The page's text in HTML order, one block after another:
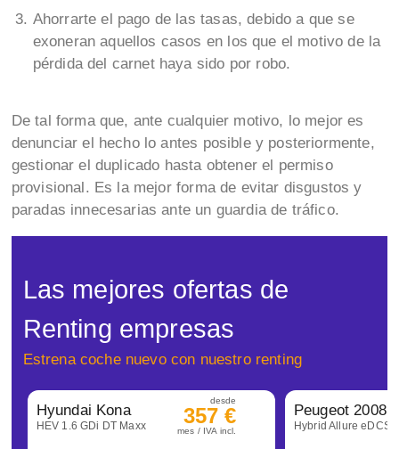
Ahorrarte el pago de las tasas, debido a que se
exoneran aquellos casos en los que el motivo de la
pérdida del carnet haya sido por robo.
De tal forma que, ante cualquier motivo, lo mejor es
denunciar el hecho lo antes posible y posteriormente,
gestionar el duplicado hasta obtener el permiso
provisional. Es la mejor forma de evitar disgustos y
paradas innecesarias ante un guardia de tráfico.
Las mejores ofertas de
Renting empresas
Estrena coche nuevo con nuestro renting
Hyundai Kona
HEV 1.6 GDi DT Maxx
desde
357 €
mes / IVA incl.
Peugeot 2008
Hybrid Allure eDCS6